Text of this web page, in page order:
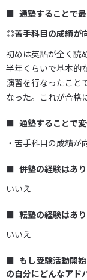
通塾することで
◎苦手科目の成績が
初めは英語が全く読
半年くらいで基本的
演習を行なったこと
なった。これが合格
通塾することで
・苦手科目の成績が
併塾の経験はあ
いいえ
転塾の経験はあ
いいえ
もし受験活動開
の自分にどんなアド